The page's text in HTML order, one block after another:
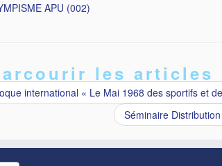
APU (002)
les articles
international « Le Mai 1968 des sportifs et
Séminaire